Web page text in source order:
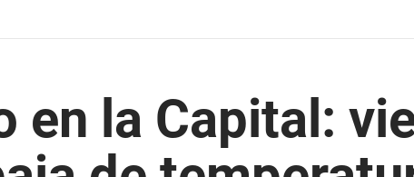
en la Capital: